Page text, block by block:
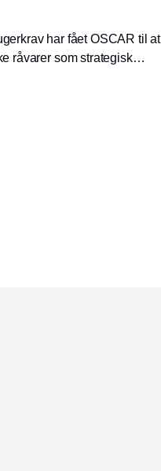
har fået OSCAR til at
råvarer som strategisk